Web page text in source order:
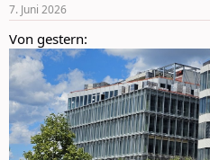
s
7. Juni 2026
Von gestern: